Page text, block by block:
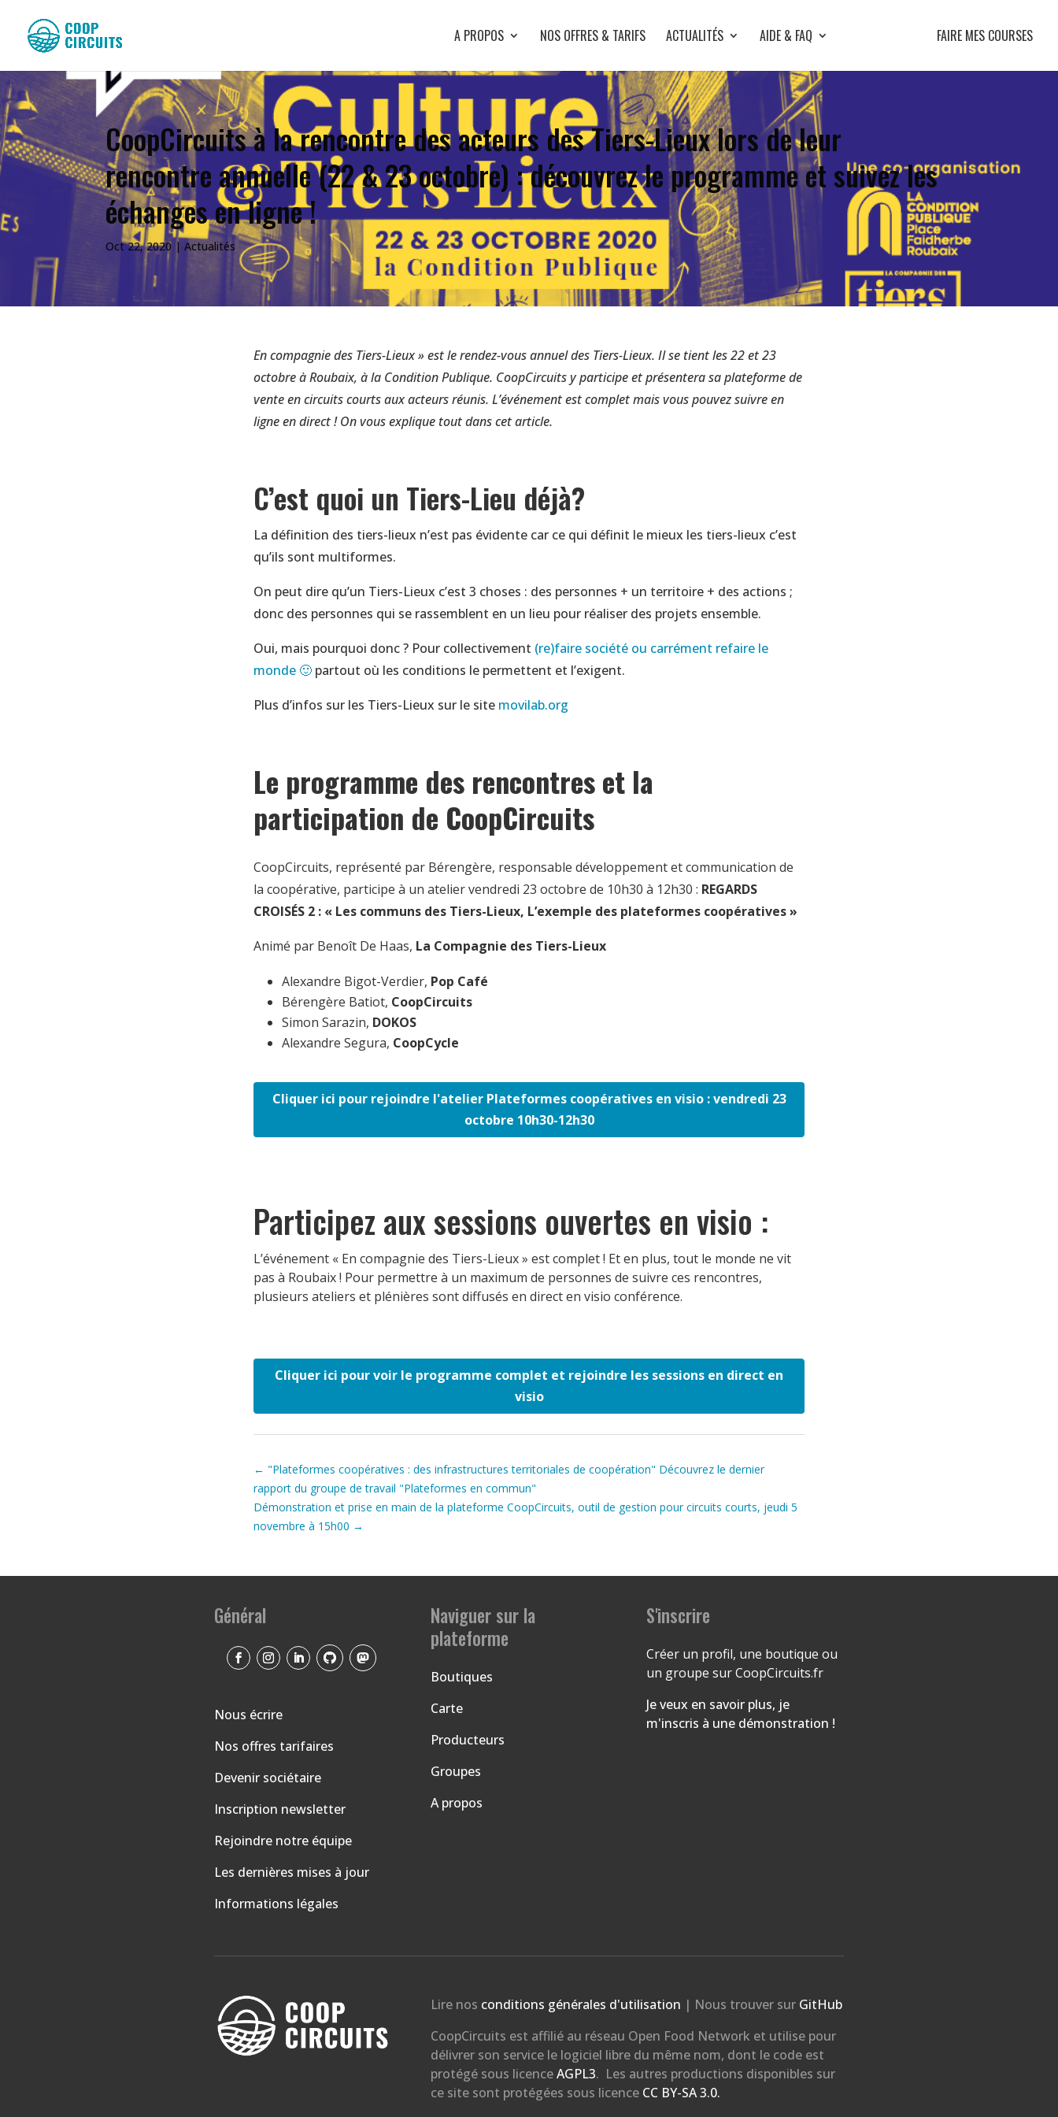
A PROPOS NOS OFFRES & TARIFS ACTUALITÉS AIDE & FAQ FAIRE MES COURSES
CoopCircuits à la rencontre des acteurs des Tiers-Lieux lors de leur
rencontre annuelle (22 & 23 octobre) : découvrez le programme et suivez les
échanges en ligne !
Oct 22, 2020 |Actualités
En compagnie des Tiers-Lieux » est le rendez-vous annuel des Tiers-Lieux. Il se tient les 22 et 23
octobre à Roubaix, à la Condition Publique. CoopCircuits y participe et présentera sa plateforme de
vente en circuits courts aux acteurs réunis. L’événement est complet mais vous pouvez suivre en
ligne en direct ! On vous explique tout dans cet article.
C’est quoi un Tiers-Lieu déjà?
La définition des tiers-lieux n’est pas évidente car ce qui définit le mieux les tiers-lieux c’est
qu’ils sont multiformes.
On peut dire qu’un Tiers-Lieux c’est 3 choses : des personnes + un territoire + des actions ;
donc des personnes qui se rassemblent en un lieu pour réaliser des projets ensemble.
Oui, mais pourquoi donc ? Pour collectivement (re)faire société ou carrément refaire le
monde 🙂 partout où les conditions le permettent et l’exigent.
Plus d’infos sur les Tiers-Lieux sur le site movilab.org
Le programme des rencontres et la
participation de CoopCircuits
CoopCircuits, représenté par Bérengère, responsable développement et communication de
la coopérative, participe à un atelier vendredi 23 octobre de 10h30 à 12h30 : REGARDS
CROISÉS 2 : « Les communs des Tiers-Lieux, L’exemple des plateformes coopératives »
Animé par Benoît De Haas, La Compagnie des Tiers-Lieux
Alexandre Bigot-Verdier, Pop Café
Bérengère Batiot, CoopCircuits
Simon Sarazin, DOKOS
Alexandre Segura, CoopCycle
Cliquer ici pour rejoindre l'atelier Plateformes coopératives en visio : vendredi 23
octobre 10h30-12h30
Participez aux sessions ouvertes en visio :
L’événement « En compagnie des Tiers-Lieux » est complet ! Et en plus, tout le monde ne vit
pas à Roubaix ! Pour permettre à un maximum de personnes de suivre ces rencontres,
plusieurs ateliers et plénières sont diffusés en direct en visio conférence.
Cliquer ici pour voir le programme complet et rejoindre les sessions en direct en
visio
← "Plateformes coopératives : des infrastructures territoriales de coopération" Découvrez le dernier
rapport du groupe de travail "Plateformes en commun"
Démonstration et prise en main de la plateforme CoopCircuits, outil de gestion pour circuits courts, jeudi 5
novembre à 15h00 →
Général
Nous écrire
Nos offres tarifaires
Devenir sociétaire
Inscription newsletter
Rejoindre notre équipe
Les dernières mises à jour
Informations légales
Naviguer sur la
plateforme
Boutiques
Carte
Producteurs
Groupes
A propos
S'inscrire
Créer un profil, une boutique ou
un groupe sur CoopCircuits.fr
Je veux en savoir plus, je
m'inscris à une démonstration !
Lire nos conditions générales d'utilisation | Nous trouver sur GitHub
CoopCircuits est affilié au réseau Open Food Network et utilise pour
délivrer son service le logiciel libre du même nom, dont le code est
protégé sous licenceAGPL3. Les autres productions disponibles sur
ce site sont protégées sous licence CC BY-SA 3.0.